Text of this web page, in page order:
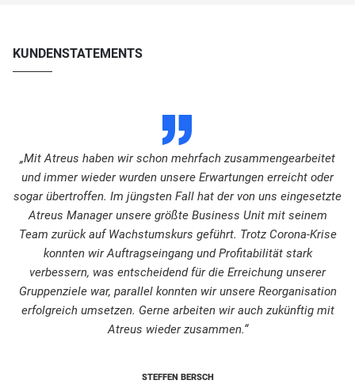
KUNDENSTATEMENTS
D
„Mit Atreus haben wir schon mehrfach zusammengearbeitet
und immer wieder wurden unsere Erwartungen erreicht oder
sogar übertroffen. Im jüngsten Fall hat der von uns eingesetzte
Atreus Manager unsere größte Business Unit mit seinem
Team zurück auf Wachstumskurs geführt. Trotz Corona-Krise
konnten wir Auftragseingang und Profitabilität stark
verbessern, was entscheidend für die Erreichung unserer
Gruppenziele war, parallel konnten wir unsere Reorganisation
erfolgreich umsetzen. Gerne arbeiten wir auch zukünftig mit
Atreus wieder zusammen.“
STEFFEN BERSCH